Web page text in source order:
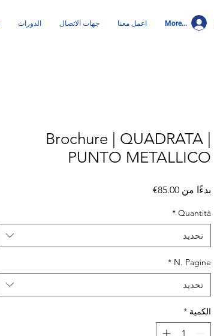
الدورات جهات الاتصال اعمل معنا More...
Brochure | QUADRATA |
PUNTO METALLICO
بدءًا من 85.00€ سعر البيع
Quantità
*
تحديد
N. Pagine
*
تحديد
الكمية *